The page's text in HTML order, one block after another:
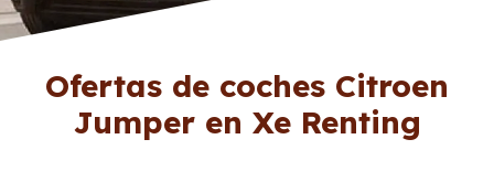
Ofertas de coches Citroen
Jumper en Xe Renting